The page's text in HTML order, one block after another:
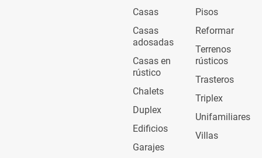
Casas
Casas
adosadas
Casas en
rústico
Chalets
Duplex
Edificios
Garajes
Pisos
Reformar
Terrenos
rústicos
Trasteros
Triplex
Unifamiliares
Villas